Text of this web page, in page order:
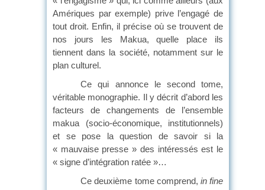
Amériques par exemple) prive l’engagé de
tout droit. Enfin, il précise où se trouvent de
nos jours les Makua, quelle place ils
tiennent dans la société, notamment sur le
plan culturel.
Ce qui annonce le second tome,
véritable monographie. Il y décrit d’abord les
facteurs de changements de l’ensemble
makua (socio-économique, institutionnels)
et se pose la question de savoir si la
« mauvaise presse » des intéressés est le
« signe d’intégration ratée »…
Ce deuxième tome comprend, in fine